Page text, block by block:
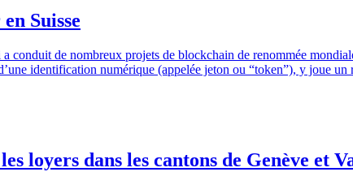
Suisse
a conduit de nombreux projets de blockchain de renommée
identification numérique (appelée jeton ou “token”), y joue
loyers dans les cantons de Genève et